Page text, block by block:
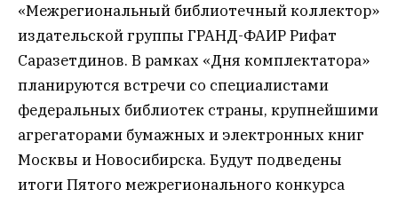
«Межрегиональный библиотечный коллектор»
издательской группы ГРАНД-ФАИР Рифат
Саразетдинов. В рамках «Дня комплектатора»
планируются встречи со специалистами
федеральных библиотек страны, крупнейшими
агрегаторами бумажных и электронных книг
Москвы и Новосибирска. Будут подведены
итоги Пятого межрегионального конкурса